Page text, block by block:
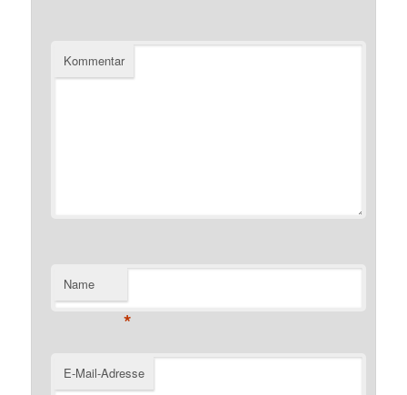
Kommentar
Name
*
E-Mail-Adresse